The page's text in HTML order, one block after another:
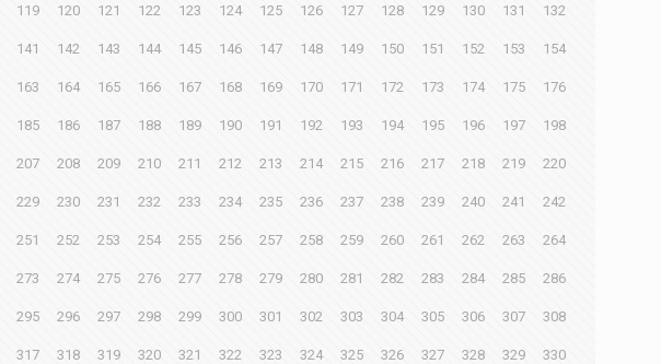
119 120 121 122 123 124 125 126 127 128 129 130 131 132
141 142 143 144 145 146 147 148 149 150 151 152 153 154
163 164 165 166 167 168 169 170 171 172 173 174 175 176
185 186 187 188 189 190 191 192 193 194 195 196 197 198
207 208 209 210 211 212 213 214 215 216 217 218 219 220
229 230 231 232 233 234 235 236 237 238 239 240 241 242
251 252 253 254 255 256 257 258 259 260 261 262 263 264
273 274 275 276 277 278 279 280 281 282 283 284 285 286
295 296 297 298 299 300 301 302 303 304 305 306 307 308
317 318 319 320 321 322 323 324 325 326 327 328 329 330